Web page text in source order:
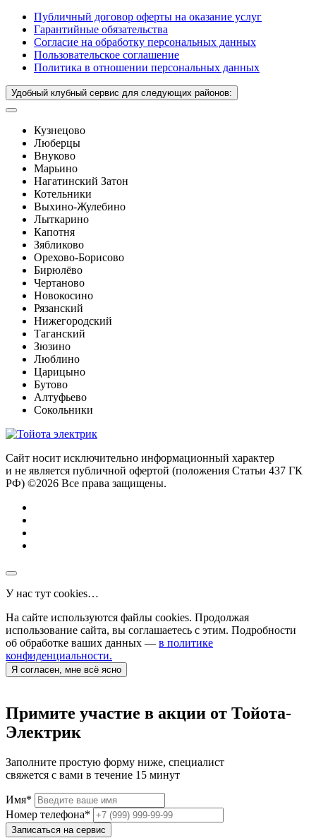
Публичный договор оферты на оказание услуг
Гарантийные обязательства
Согласие на обработку персональных данных
Пользовательское соглашение
Политика в отношении персональных данных
Удобный клубный сервис для следующих районов:
Кузнецово
Люберцы
Внуково
Марьино
Нагатинский Затон
Котельники
Выхино-Жулебино
Лыткарино
Капотня
Зябликово
Орехово-Борисово
Бирюлёво
Чертаново
Новокосино
Рязанский
Нижегородский
Таганский
Зюзино
Люблино
Царицыно
Бутово
Алтуфьево
Сокольники
Сайт носит исключительно информационный характер
и не является публичной офертой (положения Статьи 437 ГК
РФ) ©2026 Все права защищены.
У нас тут cookies…
На сайте используются файлы cookies. Продолжая
использование сайта, вы соглашаетесь с этим. Подробности
об обработке ваших данных — в политике
конфиденциальности.
Я согласен, мне всё ясно
Примите участие в акции от Тойота-
Электрик
Заполните простую форму ниже, специалист
свяжется с вами в течение 15 минут
Имя*
Номер телефона*
Записаться на сервис